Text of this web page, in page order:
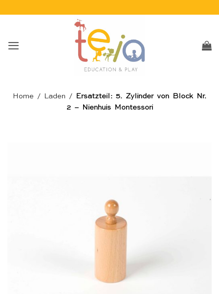
Home / Laden /
Ersatzteil: 5. Zylinder von Block Nr.
2 – Nienhuis Montessori